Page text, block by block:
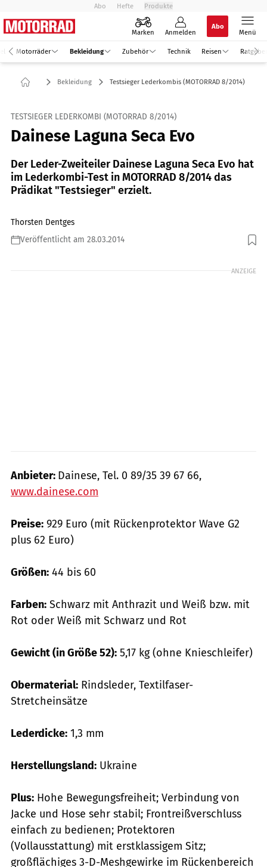
Abo Hefte Produkte
Marken Anmelden
Abo
Menü
Motorräder Bekleidung Zubehör Technik Reisen Ratgeber
Bekleidung Testsieger Lederkombis (MOTORRAD 8/2014)
TESTSIEGER LEDERKOMBI (MOTORRAD 8/2014)
Dainese Laguna Seca Evo
Der Leder-Zweiteiler Dainese Laguna Seca Evo hat
im Lederkombi-Test in MOTORRAD 8/2014 das
Prädikat "Testsieger" erzielt.
Thorsten Dentges
Veröffentlicht am 28.03.2014
Foto: mps-Studio
ANZEIGE
Anbieter: Dainese, Tel. 0 89/35 39 67 66,
www.dainese.com
Preise: 929 Euro (mit Rückenprotektor Wave G2
plus 62 Euro)
Größen: 44 bis 60
Farben: Schwarz mit Anthrazit und Weiß bzw. mit
Rot oder Weiß mit Schwarz und Rot
Gewicht (in Größe 52): 5,17 kg (ohne Knieschleifer)
Obermaterial: Rindsleder, Textilfaser-
Stretcheinsätze
Lederdicke: 1,3 mm
Herstellungsland: Ukraine
Plus: Hohe Bewegungsfreiheit; Verbindung von
Jacke und Hose sehr stabil; Frontreißverschluss
einfach zu bedienen; Protektoren
(Vollausstattung) mit erstklassigem Sitz;
großflächiges 3-D-Meshgewirke im Rückenbereich